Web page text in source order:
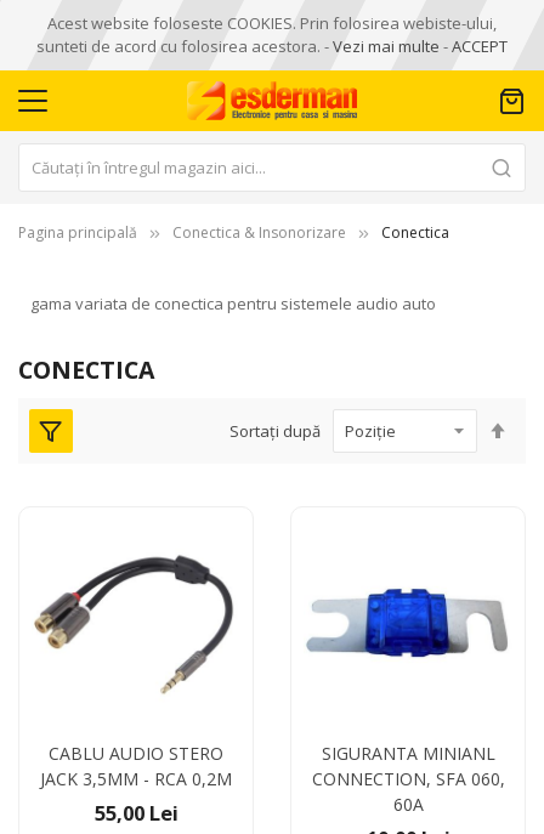
Acest website foloseste COOKIES. Prin folosirea webiste-ului,
sunteti de acord cu folosirea acestora. -Vezi mai multe -ACCEPT
Pagina principală Conectica & Insonorizare Conectica
gama variata de conectica pentru sistemele audio auto
CONECTICA
Sortați după
CABLU AUDIO STERO
JACK 3,5MM - RCA 0,2M
55,00 Lei
SIGURANTA MINIANL
CONNECTION, SFA 060,
60A